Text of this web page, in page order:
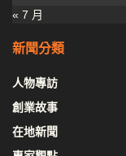
« 7 月
新聞分類
人物專訪
創業故事
在地新聞